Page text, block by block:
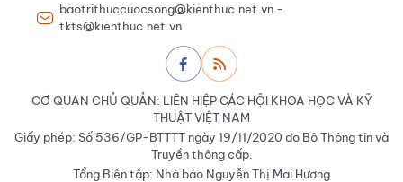
baotrithuccuocsong@kienthuc.net.vn -
tkts@kienthuc.net.vn
CƠ QUAN CHỦ QUẢN: LIÊN HIỆP CÁC HỘI KHOA HỌC VÀ KỸ
THUẬT VIỆT NAM
Giấy phép: Số 536/GP-BTTTT ngày 19/11/2020 do Bộ Thông tin và
Truyền thông cấp.
Tổng Biên tập: Nhà báo Nguyễn Thị Mai Hương